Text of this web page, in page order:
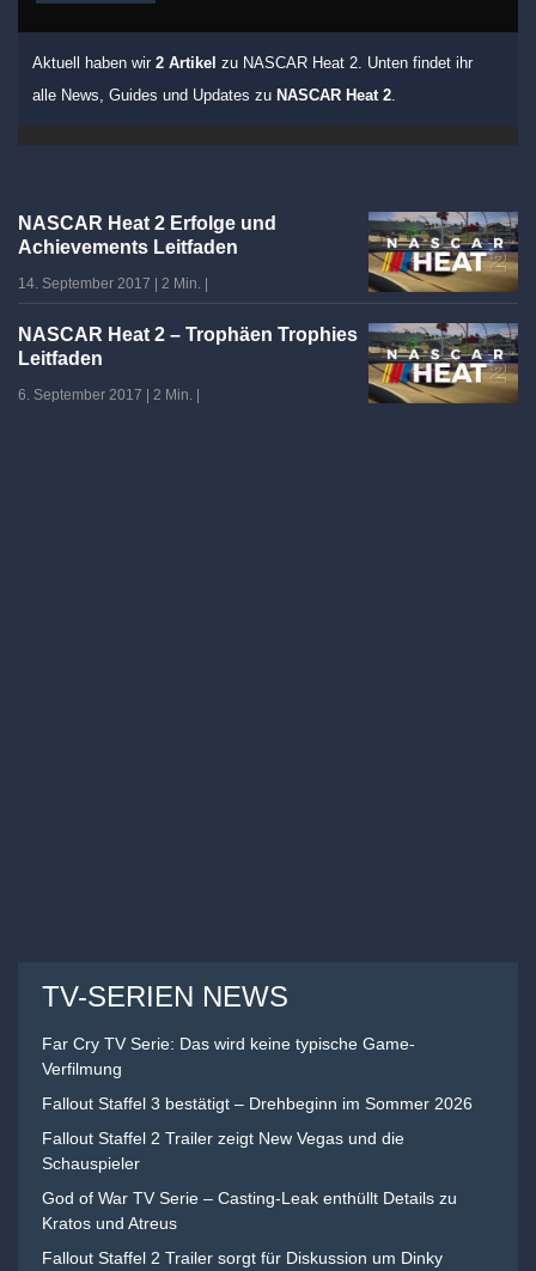
Aktuell haben wir 2 Artikel zu NASCAR Heat 2. Unten findet ihr
alle News, Guides und Updates zu NASCAR Heat 2.
NASCAR Heat 2 Erfolge und
Achievements Leitfaden
14. September 2017 2 Min.
NASCAR Heat 2 – Trophäen Trophies
Leitfaden
6. September 2017 2 Min.
TV-SERIEN NEWS
Far Cry TV Serie: Das wird keine typische Game-
Verfilmung
Fallout Staffel 3 bestätigt – Drehbeginn im Sommer 2026
Fallout Staffel 2 Trailer zeigt New Vegas und die
Schauspieler
God of War TV Serie – Casting-Leak enthüllt Details zu
Kratos und Atreus
Fallout Staffel 2 Trailer sorgt für Diskussion um Dinky